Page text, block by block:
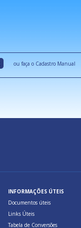
ou faça o Cadastro Manual
INFORMAÇÕES ÚTEIS
Documentos úteis
Links Úteis
Tabela de Conversões